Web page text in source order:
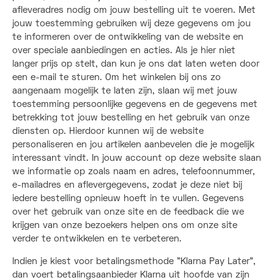
afleveradres nodig om jouw bestelling uit te voeren. Met
jouw toestemming gebruiken wij deze gegevens om jou
te informeren over de ontwikkeling van de website en
over speciale aanbiedingen en acties. Als je hier niet
langer prijs op stelt, dan kun je ons dat laten weten door
een e-mail te sturen. Om het winkelen bij ons zo
aangenaam mogelijk te laten zijn, slaan wij met jouw
toestemming persoonlijke gegevens en de gegevens met
betrekking tot jouw bestelling en het gebruik van onze
diensten op. Hierdoor kunnen wij de website
personaliseren en jou artikelen aanbevelen die je mogelijk
interessant vindt. In jouw account op deze website slaan
we informatie op zoals naam en adres, telefoonnummer,
e-mailadres en aflevergegevens, zodat je deze niet bij
iedere bestelling opnieuw hoeft in te vullen. Gegevens
over het gebruik van onze site en de feedback die we
krijgen van onze bezoekers helpen ons om onze site
verder te ontwikkelen en te verbeteren.
Indien je kiest voor betalingsmethode "Klarna Pay Later”,
dan voert betalingsaanbieder Klarna uit hoofde van zijn